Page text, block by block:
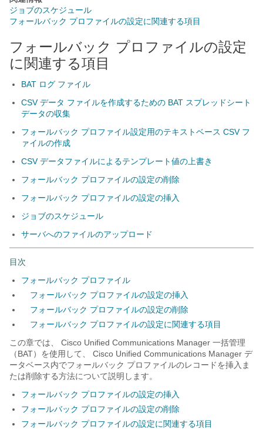
ジョブのスケジュール
フォールバック プロファイルの設定に関連する項目
フォールバック プロファイルの設定
に関連する項目
BAT ログ ファイル
CSV データ ファイルを作成するための BAT スプレッドシート
データの収集
フォールバック プロファイル設定用のテキストベース CSV フ
ァイルの作成
CSV データファイルによるテンプレート値の上書き
フォールバック プロファイルの設定の削除
フォールバック プロファイルの設定の挿入
ジョブのスケジュール
サーバへのファイルのアップロード
目次
フォールバック プロファイル
フォールバック プロファイルの設定の挿入
フォールバック プロファイルの設定の削除
フォールバック プロファイルの設定に関連する項目
この章では、
Cisco Unified Communications Manager 一括管理
（BAT）を使用して、
Cisco Unified Communications Manager デ
ータベース内でフォールバック プロファイルのレコードを挿入ま
たは削除する方法について説明します。
フォールバック プロファイルの設定の挿入
フォールバック プロファイルの設定の削除
フォールバック プロファイルの設定に関連する項目